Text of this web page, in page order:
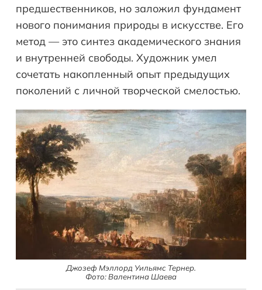
предшественников, но заложил фундамент
нового понимания природы в искусстве. Его
метод — это синтез академического знания
и внутренней свободы. Художник умел
сочетать накопленный опыт предыдущих
поколений с личной творческой смелостью.
Джозеф Мэллорд Уильямс Тернер.
Фото: Валентина Шаева